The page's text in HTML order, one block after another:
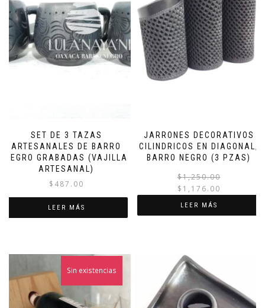
SET DE 3 TAZAS
ARTESANALES DE BARRO
NEGRO GRABADAS (VAJILLA
ARTESANAL)
$ 487.00
LEER MÁS
JARRONES DECORATIVOS
CILINDRICOS EN DIAGONAL,
BARRO NEGRO (3 PZAS)
$1,250.00
$ 1,176.00
LEER MÁS
Sin existencias